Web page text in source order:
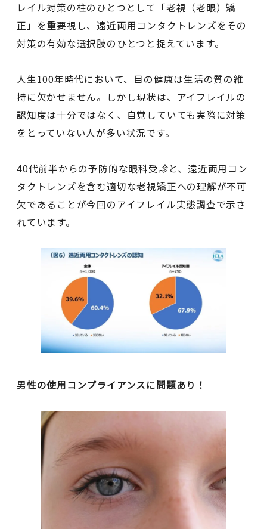
レイル対策の柱のひとつとして「老視（老眼）矯
正」を重要視し、遠近両用コンタクトレンズをその
対策の有効な選択肢のひとつと捉えています。
人生100年時代において、目の健康は生活の質の維
持に欠かせません。しかし現状は、アイフレイルの
認知度は十分ではなく、自覚していても実際に対策
をとっていない人が多い状況です。
40代前半からの予防的な眼科受診と、遠近両用コン
タクトレンズを含む適切な老視矯正への理解が不可
欠であることが今回のアイフレイル実態調査で示さ
れています。
男性の使用コンプライアンスに問題あり！